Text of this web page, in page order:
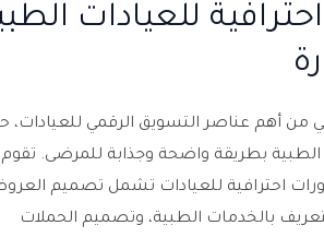
للعيادات
من أهم عناصر التسويق الرقمي للعيادات،
بطريقة واضحة وجذابة للمرضى. تقوم
احترافية للعيادات تشمل تصميم
بالخدمات الطبية، وتصميم الحملات